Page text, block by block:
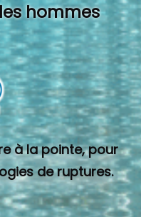
hommes
à la pointe, pour
de ruptures.